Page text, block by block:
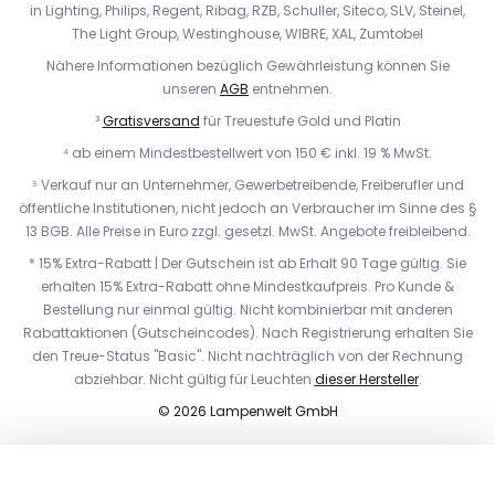
in Lighting, Philips, Regent, Ribag, RZB, Schuller, Siteco, SLV, Steinel,
The Light Group, Westinghouse, WIBRE, XAL, Zumtobel
Nähere Informationen bezüglich Gewährleistung können Sie
unseren AGB entnehmen.
³Gratisversand für Treuestufe Gold und Platin
⁴ ab einem Mindestbestellwert von 150 € inkl. 19 % MwSt.
⁵ Verkauf nur an Unternehmer, Gewerbetreibende, Freiberufler und
öffentliche Institutionen, nicht jedoch an Verbraucher im Sinne des §
13 BGB. Alle Preise in Euro zzgl. gesetzl. MwSt. Angebote freibleibend.
* 15% Extra-Rabatt | Der Gutschein ist ab Erhalt 90 Tage gültig. Sie
erhalten 15% Extra-Rabatt ohne Mindestkaufpreis. Pro Kunde &
Bestellung nur einmal gültig. Nicht kombinierbar mit anderen
Rabattaktionen (Gutscheincodes). Nach Registrierung erhalten Sie
den Treue-Status "Basic". Nicht nachträglich von der Rechnung
abziehbar. Nicht gültig für Leuchten dieser Hersteller.
© 2026 Lampenwelt GmbH